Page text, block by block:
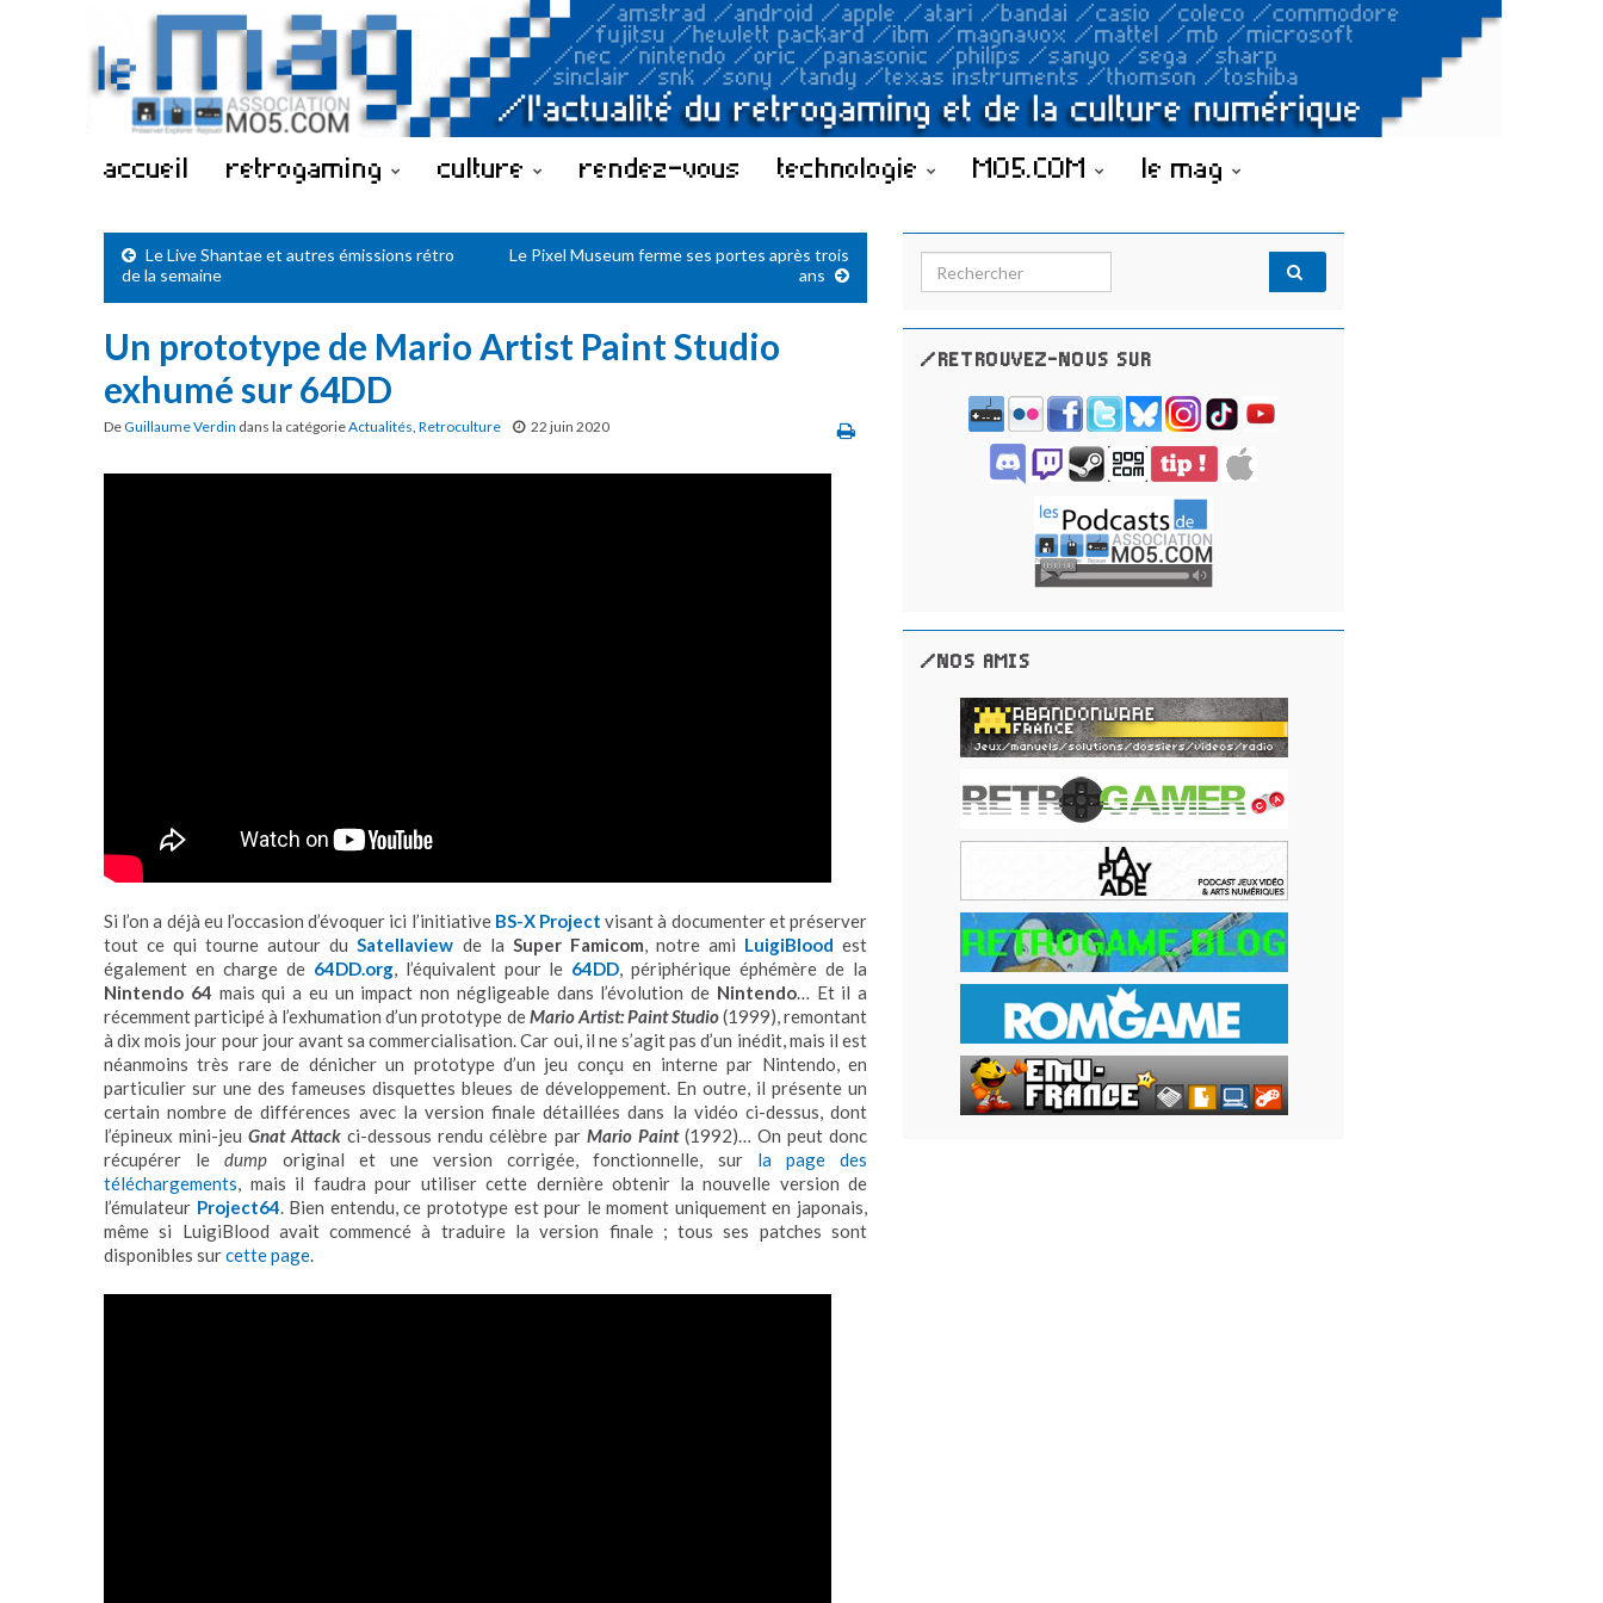
accueil retrogaming culture rendez-vous technologie MO5.COM le mag
Le Live Shantae et autres émissions rétro
de la semaine
Le Pixel Museum ferme ses portes après trois
ans
Un prototype de Mario Artist Paint Studio
exhumé sur 64DD
DeGuillaume Verdin dans la catégorieActualités, Retroculture 22 juin 2020
Si l’on a déjà eu l’occasion d’évoquer ici l’initiative BS-X Project visant à documenter et préserver
tout ce qui tourne autour duSatellaview de la Super Famicom, notre ami LuigiBlood est
également en charge de 64DD.org, l’équivalent pour le 64DD, périphérique éphémère de la
Nintendo 64 mais qui a eu un impact non négligeable dans l’évolution de Nintendo… Et il a
récemment participé à l’exhumation d’un prototype deMario Artist: Paint Studio(1999), remontant
à dix mois jour pour jour avant sa commercialisation. Car oui, il ne s’agit pas d’un inédit, mais il est
néanmoins très rare de dénicher un prototype d’un jeu conçu en interne par Nintendo, en
particulier sur une des fameuses disquettes bleues de développement. En outre, il présente un
certain nombre de différences avec la version finale détaillées dans la vidéo ci-dessus, dont
l’épineux mini-jeuGnat Attack ci-dessous rendu célèbre par Mario Paint(1992)… On peut donc
récupérer ledump original et une version corrigée, fonctionnelle, sur la page des
téléchargements, mais il faudra pour utiliser cette dernière obtenir la nouvelle version de
l’émulateur Project64. Bien entendu, ce prototype est pour le moment uniquement en japonais,
même si LuigiBlood avait commencé à traduire la version finale ; tous ses patches sont
disponibles surcette page.
Search for:
/RETROUVEZ-NOUS SUR
/NOS AMIS